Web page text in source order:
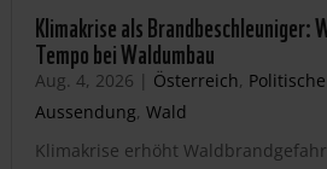
Klimakrise als Brandbeschleuniger:
Tempo bei Waldumbau
Aug. 4, 2026 | Österreich,
Aussendung, Wald
Klimakrise erhöht